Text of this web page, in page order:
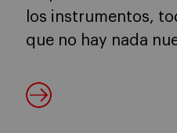
los instrumentos,
que no hay nada